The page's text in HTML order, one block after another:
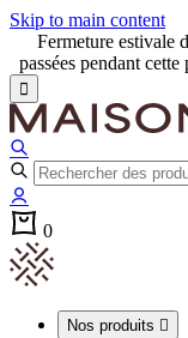
Skip to main content
Fermeture estivale
passées pendant

0
Nos produits 